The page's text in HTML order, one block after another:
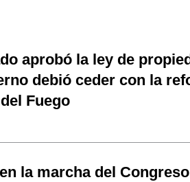
aprobó la ley de
debió ceder con la
Fuego
la marcha del